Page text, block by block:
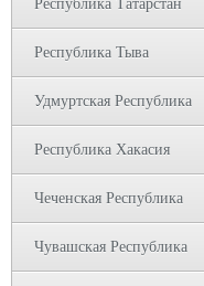
Республика Татарстан
Республика Тыва
Удмуртская Республика
Республика Хакасия
Чеченская Республика
Чувашская Республика